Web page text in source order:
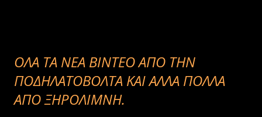
ΟΛΑ ΤΑ ΝΕΑ ΒΙΝΤΕΟ ΑΠΟ ΤΗΝ
ΠΟΔΗΛΑΤΟΒΟΛΤΑ ΚΑΙ ΑΛΛΑ ΠΟΛΛΑ
ΑΠΟ ΞΗΡΟΛΙΜΝΗ.